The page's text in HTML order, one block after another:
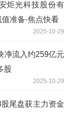
炬光科技股份有
准备-焦点快看
2025-10-29
净流入约259亿元
股
2025-10-29
尾盘获主力资金